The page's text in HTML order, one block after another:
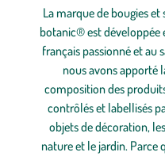
La marque de bougies
botanic® est développée
français passionné et au
nous avons apporté
composition des
contrôlés et labellisés
objets de décoration,
nature et le jardin. Parce